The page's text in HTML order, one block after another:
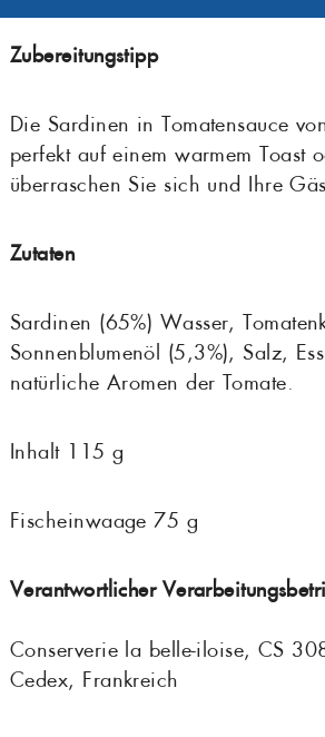
Zubereitungstipp
Die Sardinen in Tomatensauce
perfekt auf einem warmem Toast
überraschen Sie sich und Ihre
Zutaten
Sardinen (65%) Wasser,
Sonnenblumenöl (5,3%), Salz,
natürliche Aromen der Tomate.
Inhalt 115 g
Fischeinwaage 75 g
Verantwortlicher
Conserverie la belle-iloise, CS
Cedex, Frankreich